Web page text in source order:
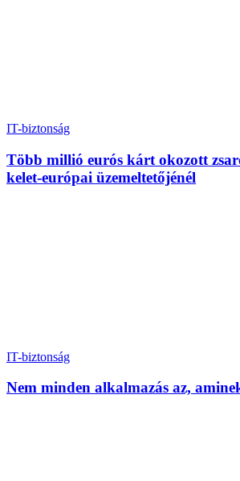
IT-biztonság
Több millió eurós kárt okozott
kelet-európai üzemeltetőjénél
IT-biztonság
Nem minden alkalmazás az,